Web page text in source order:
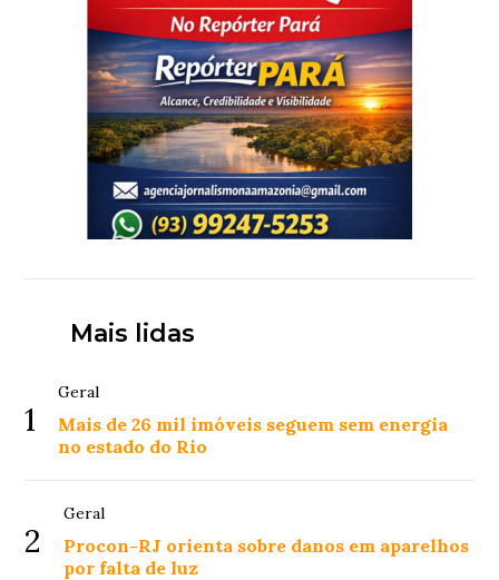
Mais lidas
1
Geral
Mais de 26 mil imóveis seguem sem energia
no estado do Rio
2
Geral
Procon-RJ orienta sobre danos em aparelhos
por falta de luz